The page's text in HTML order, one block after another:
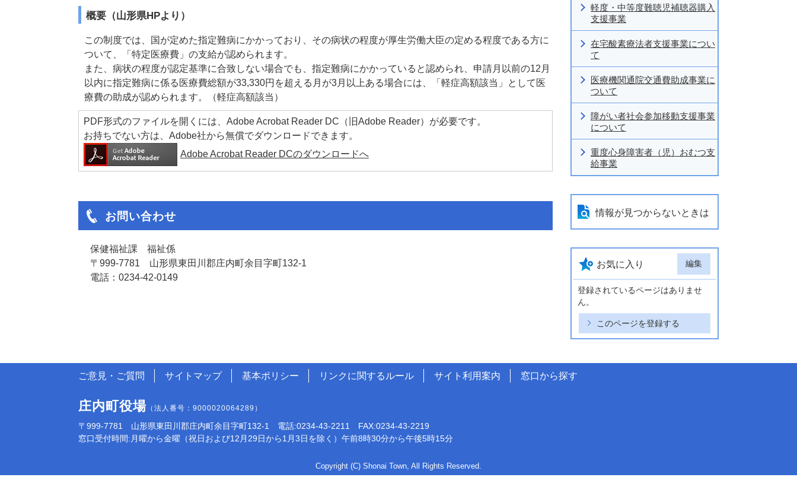
概要（山形県HPより）
この制度では、国が定めた指定難病にかかっており、その病状の程度が厚生労働大臣の定める程度である方に
ついて、「特定医療費」の支給が認められます。
また、病状の程度が認定基準に合致しない場合でも、指定難病にかかっていると認められ、申請月以前の12月
以内に指定難病に係る医療費総額が33,330円を超える月が3月以上ある場合には、「軽症高額該当」として医
療費の助成が認められます。（軽症高額該当）
PDF形式のファイルを開くには、Adobe Acrobat Reader DC（旧Adobe Reader）が必要です。
お持ちでない方は、Adobe社から無償でダウンロードできます。
Adobe Acrobat Reader DCのダウンロードへ
お問い合わせ
保健福祉課 福祉係
〒999-7781 山形県東田川郡庄内町余目字町132-1
電話：0234-42-0149
軽度・中等度難聴児補聴器購入
支援事業
在宅酸素療法者支援事業につい
て
医療機関通院交通費助成事業に
ついて
障がい者社会参加移動支援事業
について
重度心身障害者（児）おむつ支
給事業
情報が見つからないときは
お気に入り 編集
登録されているページはありませ
ん。
このページを登録する
ご意見・ご質問 サイトマップ 基本ポリシー リンクに関するルール サイト利用案内 窓口から探す
庄内町役場 （法人番号：9000020064289）
〒999-7781 山形県東田川郡庄内町余目字町132-1 電話:0234-43-2211 FAX:0234-43-2219
窓口受付時間:月曜から金曜（祝日および12月29日から1月3日を除く）午前8時30分から午後5時15分
Copyright (C) Shonai Town, All Rights Reserved.